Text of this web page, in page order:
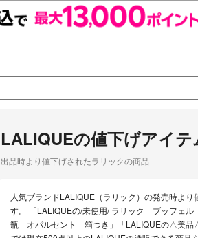
LALIQUEの値下げアイテ
出品時より値下げされたラリックの商品
人気ブランドLALIQUE（ラリック）の発売時よ
す。 「LALIQUEの/未使用/ ラリック ブッフ
瓶 オパルセント 箱つき」「LALIQUEの△美